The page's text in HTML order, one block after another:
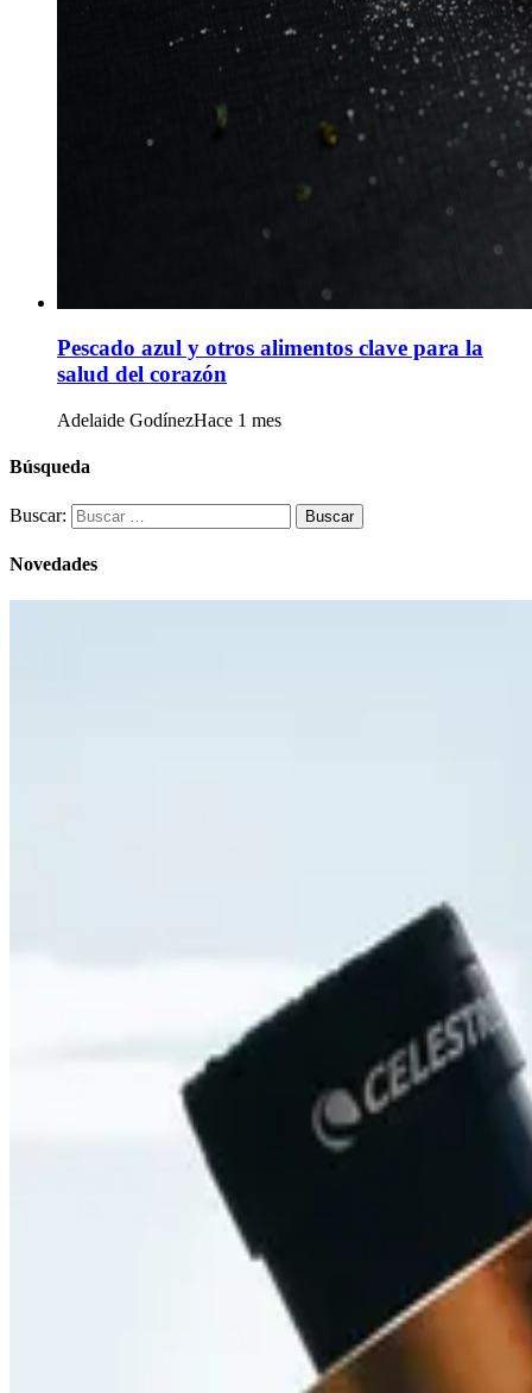
Pescado azul y otros alimentos clave para la
salud del corazón
Adelaide GodínezHace 1 mes
Búsqueda
Buscar:
Novedades